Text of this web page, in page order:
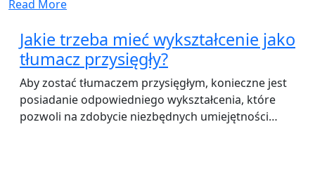
Read More
Jakie trzeba mieć wykształcenie jako
tłumacz przysięgły?
Aby zostać tłumaczem przysięgłym, konieczne jest
posiadanie odpowiedniego wykształcenia, które
pozwoli na zdobycie niezbędnych umiejętności…